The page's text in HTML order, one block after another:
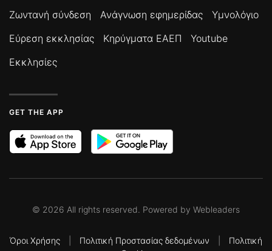
Ζωντανή σύνδεση Ανάγνωση εφημερίδας
Υμνολόγιο
Εύρεση εκκλησίας
Κηρύγματα ΕΑΕΠ
Youtube
Εκκλησίες
GET THE APP
© 2026 All rights reserved. Powered by Webleaders
Όροι Χρήσης Πολιτική Προστασίας δεδομένων
Πολιτική